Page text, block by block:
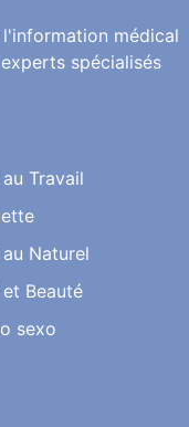
médical
spécialisés
Travail
Naturel
Beauté
sexo